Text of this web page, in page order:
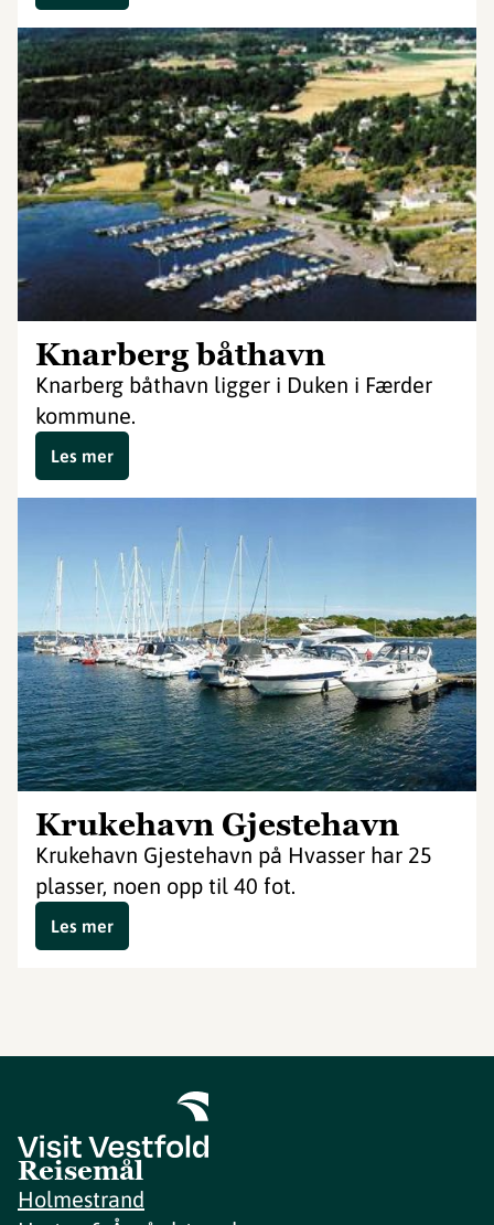
Knarberg båthavn
Knarberg båthavn ligger i Duken i Færder
kommune.
Les mer
Krukehavn Gjestehavn
Krukehavn Gjestehavn på Hvasser har 25
plasser, noen opp til 40 fot.
Les mer
Reisemål
Holmestrand